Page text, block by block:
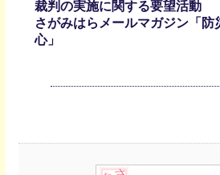
裁判の実施に関する要望活動
さがみはらメールマガジン「防
心」